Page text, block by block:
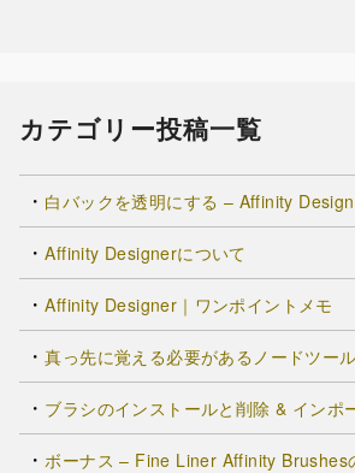
カテゴリー投稿一覧
白バックを透明にする – Affinity
Affinity Designerについて
Affinity Designer｜ワンポイントメモ
真っ先に覚える必要があるノードツール
ブラシのインストールと削除 & インポ
ボーナス – Fine Liner Affinity Brushes